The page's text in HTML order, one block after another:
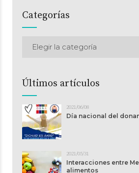
Categorías
Elegir la categoría
Últimos artículos
2021/06/08
Día nacional del
2021/05/31
Interacciones entre
alimentos